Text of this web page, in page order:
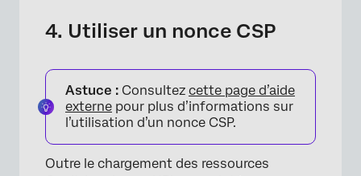
4. Utiliser un nonce CSP
Astuce : Consultez cette page d’aide
externe pour plus d’informations sur
l’utilisation d’un nonce CSP.
Outre le chargement des ressources